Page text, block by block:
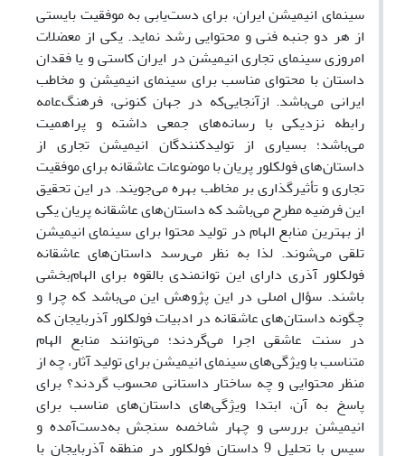
سینمای انیمیشن ایران، برای دست‌یابی به موفقیت بایستی
از هر دو جنبه فنی و محتوایی رشد نماید. یکی از معضلات
امروزی سینمای تجاری انیمیشن در ایران کاستی‌ و یا فقدان
داستان با محتوای مناسب برای سینمای انیمیشن و مخاطب
ایرانی می‌باشد. ازآنجایی‌که در جهان کنونی، فرهنگ‌عامه
رابطه نزدیکی با رسانه‌های جمعی داشته و پراهمیت
می‌باشد؛ بسیاری از تولیدکنندگان انیمیشن تجاری از
داستان‌های فولکلور پریان با موضوعات عاشقانه برای موفقیت
تجاری و تأثیرگذاری بر مخاطب بهره ‌می‌جویند. در این تحقیق
این فرضیه مطرح می‌باشد که داستان‌های عاشقانه پریان یکی
از بهترین منابع الهام در تولید محتوا برای سینمای انیمیشن
تلقی می‌شوند. لذا به نظر می‌رسد داستان‌های عاشقانه
فولکلور آذری دارای این توانمندی بالقوه برای الهام‌بخشی
باشند. سؤال اصلی در این پژوهش این می‌باشد که چرا و
چگونه داستان‌های عاشقانه در ادبیات فولکلور آذربایجان که
در سنت عاشقی اجرا می‌گردند؛ می‌توانند منابع الهام
متناسب با ویژگی‌های سینمای انیمیشن برای تولید آثار، چه از
منظر محتوایی و چه ساختار داستانی محسوب گردند؟ برای
پاسخ به آن، ابتدا ویژگی‌های داستان‌های مناسب برای
انیمیشن بررسی و چهار شاخصه سنجش به‌دست‌آمده و
سپس با تحلیل 9 داستان فولکلور در منطقه آذربایجان با